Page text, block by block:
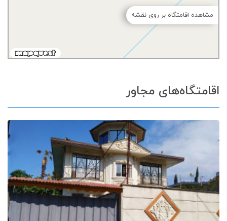
مشاهده اقامتگاه بر روی نقشه
اقامتگاه‌های مجاور